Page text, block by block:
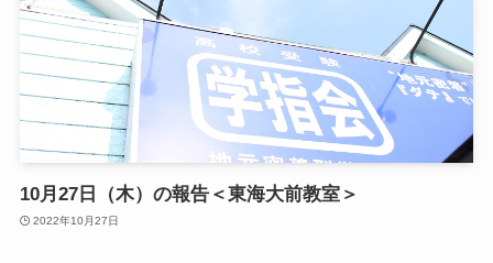
10月27日（木）の報告＜東海大前教室＞
2022年10月27日